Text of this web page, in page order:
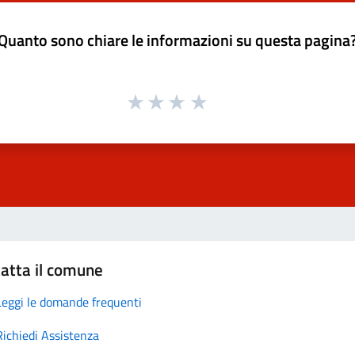
sono chiare le informazioni su questa
il comune
le domande frequenti
Assistenza